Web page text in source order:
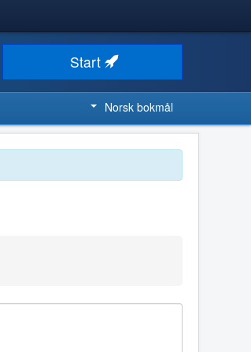
Start
Norsk bokmål